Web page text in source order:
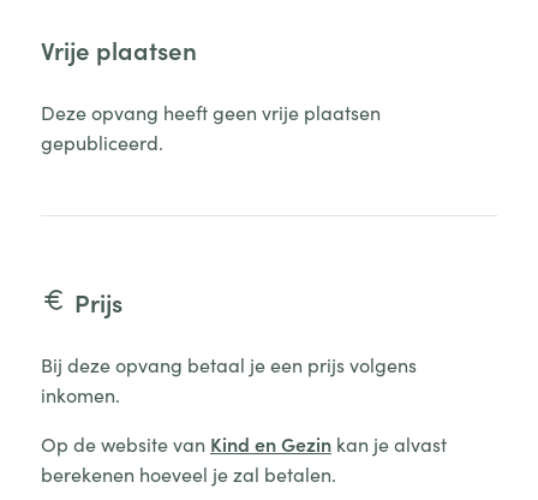
Vrije plaatsen
Deze opvang heeft geen vrije plaatsen
gepubliceerd.
Prijs
Bij deze opvang betaal je een prijs volgens
inkomen.
Op de website van Kind en Gezinkan je alvast
berekenen hoeveel je zal betalen.